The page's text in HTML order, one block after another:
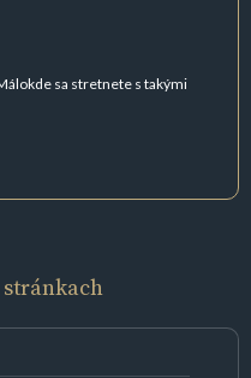
sa stretnete s takými